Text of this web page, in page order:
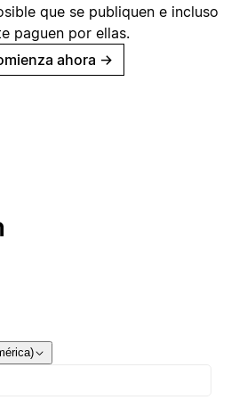
que se publiquen e incluso
paguen por ellas.
ahora →